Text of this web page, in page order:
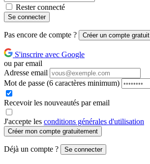
Rester connecté
Se connecter
Pas encore de compte ? Créer un compte gratuit
S'inscrire avec Google
ou par email
Adresse email
Mot de passe (6 caractères minimum)
Recevoir les nouveautés par email
J'accepte les conditions générales d'utilisation
Créer mon compte gratuitement
Déjà un compte ? Se connecter